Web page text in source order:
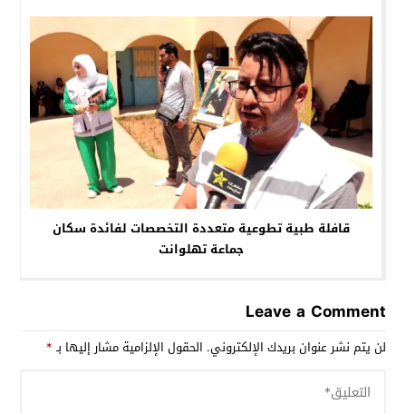
قافلة طبية تطوعية متعددة التخصصات لفائدة سكان
جماعة تهلوانت
Leave a Comment
لن يتم نشر عنوان بريدك الإلكتروني. الحقول الإلزامية مشار إليها بـ*